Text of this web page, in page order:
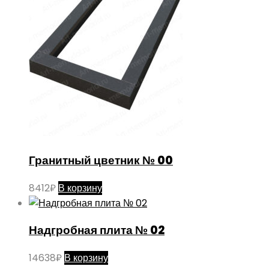
Гранитный цветник № 00
8412₽ В корзину
Надгробная плита № 02
14638₽ В корзину